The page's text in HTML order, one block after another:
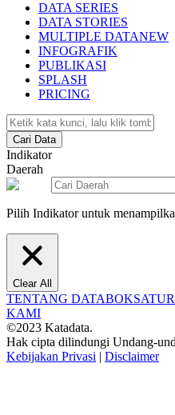
DATA SERIES
DATA STORIES
MULTIPLE DATANEW
INFOGRAFIK
PUBLIKASI
SPLASH
PRICING
Cari Data
Indikator
Daerah
Pilih Indikator untuk
Clear All
TENTANG DATABOKS
KAMI
©2023 Katadata.
Hak cipta dilindungi Undang-
Kebijakan Privasi | Disclaimer